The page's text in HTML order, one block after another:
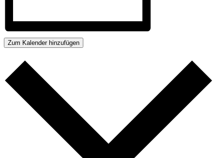
Zum Kalender hinzufügen